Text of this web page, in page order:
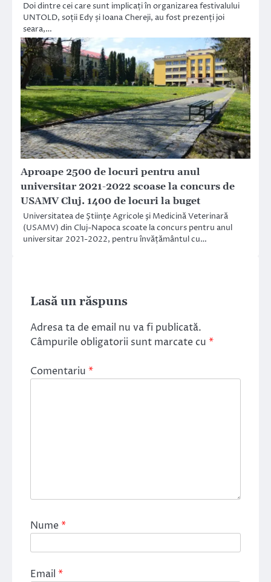
Doi dintre cei care sunt implicați în organizarea festivalului
UNTOLD, soții Edy și Ioana Chereji, au fost prezenți joi
seara,…
Aproape 2500 de locuri pentru anul
universitar 2021-2022 scoase la concurs de
USAMV Cluj. 1400 de locuri la buget
Universitatea de Ştiinţe Agricole şi Medicină Veterinară
(USAMV) din Cluj-Napoca scoate la concurs pentru anul
universitar 2021-2022, pentru învățământul cu…
Lasă un răspuns
Adresa ta de email nu va fi publicată.
Câmpurile obligatorii sunt marcate cu *
Comentariu *
Nume*
Email *